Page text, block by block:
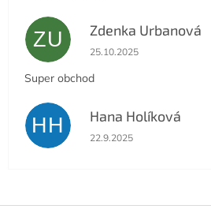
ZU Zdenka Urbanová
Hodnocení obchodu je 5
25.10.2025
Super obchod
HH Hana Holíková
Hodnocení obchodu je 5
22.9.2025